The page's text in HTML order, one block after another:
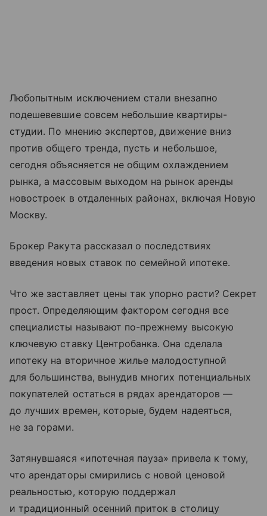
Любопытным исключением стали внезапно
подешевевшие совсем небольшие квартиры-
студии. По мнению экспертов, движение вниз
против общего тренда, пусть и небольшое,
сегодня объясняется не общим охлаждением
рынка, а массовым выходом на рынок аренды
новостроек в отдаленных районах, включая Новую
Москву.
Брокер Ракута рассказал о последствиях
введения новых ставок по семейной ипотеке.
Что же заставляет цены так упорно расти? Секрет
прост. Определяющим фактором сегодня все
специалисты называют по-прежнему высокую
ключевую ставку Центробанка. Она сделала
ипотеку на вторичное жилье малодоступной
для большинства, вынудив многих потенциальных
покупателей остаться в рядах арендаторов —
до лучших времен, которые, будем надеяться,
не за горами.
Затянувшаяся «ипотечная пауза» привела к тому,
что арендаторы смирились с новой ценовой
реальностью, которую поддержал
и традиционный осенний приток в столицу